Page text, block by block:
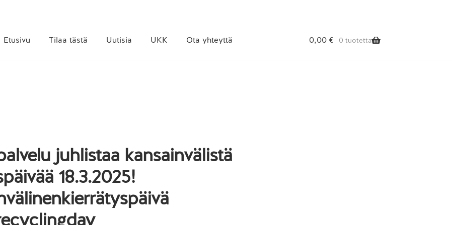
Etusivu Tilaa tästä Uutisia UKK Ota yhteyttä 0,00 € 0 tuotetta
juhlistaa kansainvälistä
18.3.2025!